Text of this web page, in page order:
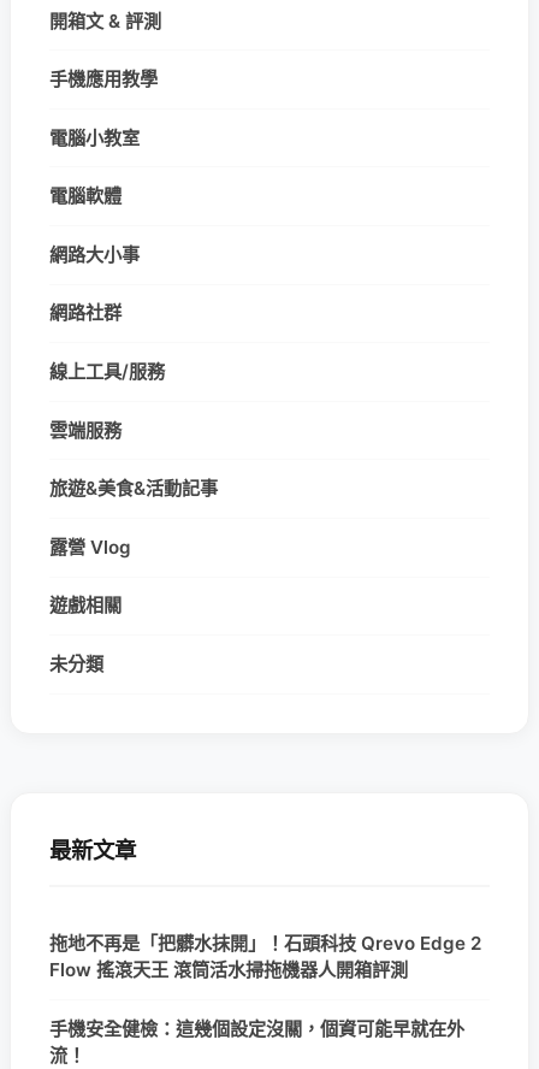
開箱文 & 評測
手機應用教學
電腦小教室
電腦軟體
網路大小事
網路社群
線上工具/服務
雲端服務
旅遊&美食&活動記事
露營 Vlog
遊戲相關
未分類
最新文章
拖地不再是「把髒水抹開」！石頭科技 Qrevo Edge 2
Flow 搖滾天王 滾筒活水掃拖機器人開箱評測
手機安全健檢：這幾個設定沒關，個資可能早就在外
流！